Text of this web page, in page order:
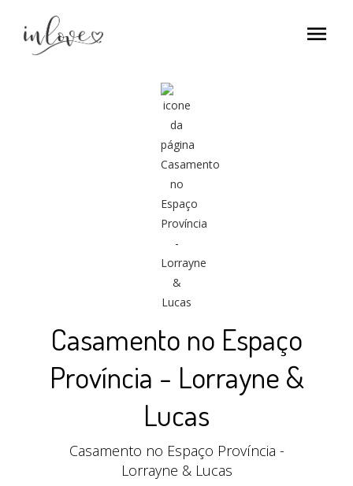
menu
Casamento no Espaço
Província - Lorrayne &
Lucas
Casamento no Espaço Província -
Lorrayne & Lucas